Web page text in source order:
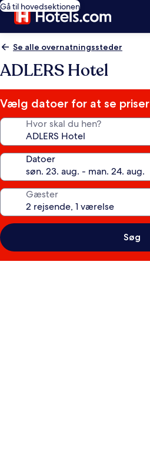
Gå til hovedsektionen
Se alle overnatningssteder
ADLERS Hotel
Vælg datoer for at se priser
Hvor skal du hen?
Datoer
Gæster
Søg